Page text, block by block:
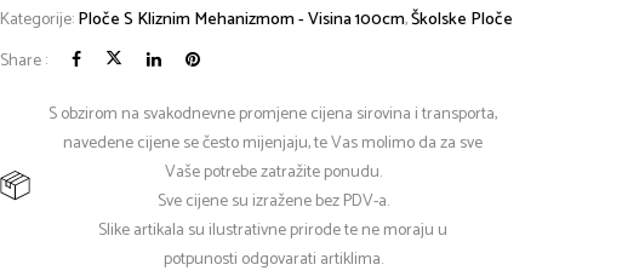
Kategorije:Ploče S Kliznim Mehanizmom - Visina 100cm,Školske Ploče
Share :
S obzirom na svakodnevne promjene cijena sirovina i transporta,
navedene cijene se često mijenjaju, te Vas molimo da za sve
Vaše potrebe zatražite ponudu.
Sve cijene su izražene bez PDV-a.
Slike artikala su ilustrativne prirode te ne moraju u
potpunosti odgovarati artiklima.